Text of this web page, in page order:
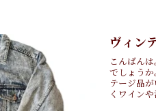
ヴィン
こんばん
でしょう
テージ品
くワイン